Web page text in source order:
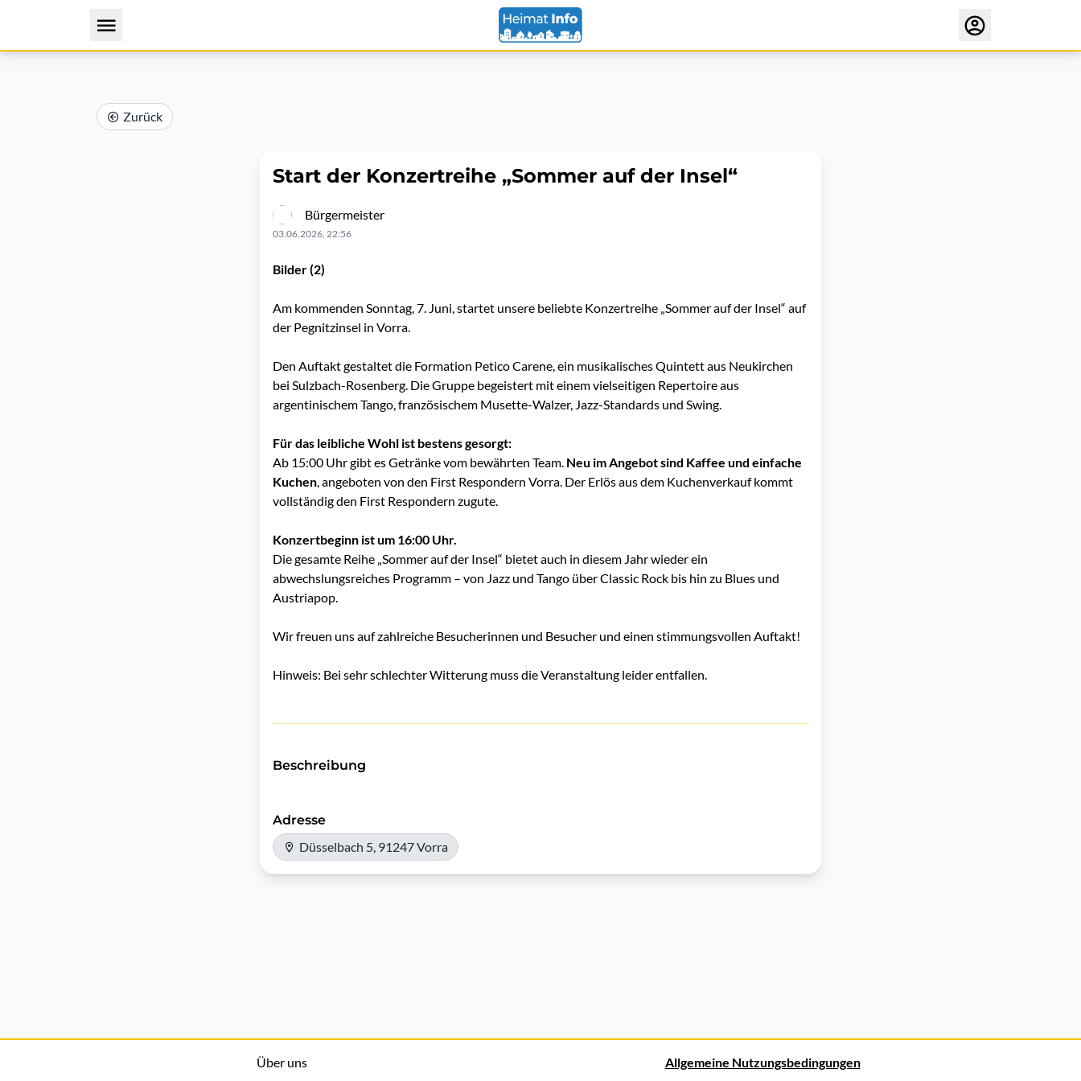
Zurück
Start der Konzertreihe „Sommer auf der Insel“
Bürgermeister
03.06.2026, 22:56
Bilder (2)
Am kommenden Sonntag, 7. Juni, startet unsere beliebte Konzertreihe „Sommer auf der Insel“ auf
der Pegnitzinsel in Vorra.
Den Auftakt gestaltet die Formation Petico Carene, ein musikalisches Quintett aus Neukirchen
bei Sulzbach-Rosenberg. Die Gruppe begeistert mit einem vielseitigen Repertoire aus
argentinischem Tango, französischem Musette-Walzer, Jazz-Standards und Swing.
Für das leibliche Wohl ist bestens gesorgt:
Ab 15:00 Uhr gibt es Getränke vom bewährten Team. Neu im Angebot sind Kaffee und einfache
Kuchen, angeboten von den First Respondern Vorra. Der Erlös aus dem Kuchenverkauf kommt
vollständig den First Respondern zugute.
Konzertbeginn ist um 16:00 Uhr.
Die gesamte Reihe „Sommer auf der Insel“ bietet auch in diesem Jahr wieder ein
abwechslungsreiches Programm – von Jazz und Tango über Classic Rock bis hin zu Blues und
Austriapop.
Wir freuen uns auf zahlreiche Besucherinnen und Besucher und einen stimmungsvollen Auftakt!
Hinweis: Bei sehr schlechter Witterung muss die Veranstaltung leider entfallen.
Beschreibung
Adresse
Düsselbach 5, 91247 Vorra
Über uns
Allgemeine Nutzungsbedingungen